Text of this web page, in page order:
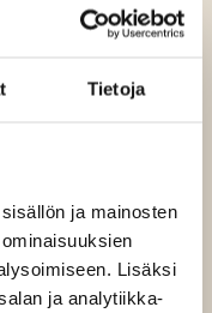
Tietoja
ja mainosten
Lisäksi
ja analytiikka-